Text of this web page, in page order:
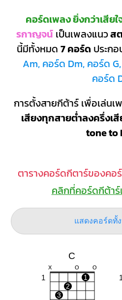
คอร์ดเพลง ยิ่งกว่าเสียใ
รกาญจน์เป็นเพลงแนวส
นี้มีทั้งหมด 7 คอร์ด ประก
Am, คอร์ด Dm, คอร์ด
คอร์ด
การตั้งสายกีต้าร์ เพื่อเล่นเ
เสียงทุกสายต่ำลงครึ่งเ
tone to
ตารางคอร์ดกีตาร์ของคอ
คลิกที่คอร์ดกีต้า
แสดงคอร์ดทั้
C
X O O
1
1
2
3
1